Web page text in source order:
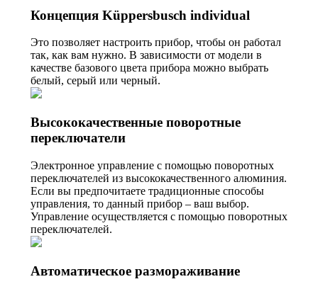
Концепция Küppersbusch individual
Это позволяет настроить прибор, чтобы он работал
так, как вам нужно. В зависимости от модели в
качестве базового цвета прибора можно выбрать
белый, серый или черный.
Высококачественные поворотные
переключатели
Электронное управление с помощью поворотных
переключателей из высококачественного алюминия.
Если вы предпочитаете традиционные способы
управления, то данный прибор – ваш выбор.
Управление осуществляется с помощью поворотных
переключателей.
Автоматическое размораживание